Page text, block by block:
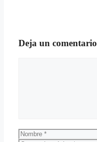
Deja un comentario
Nombre